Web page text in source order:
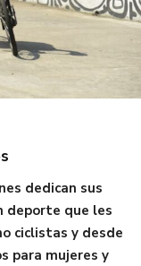
dedican sus
deporte que les
ciclistas y desde
para mujeres y